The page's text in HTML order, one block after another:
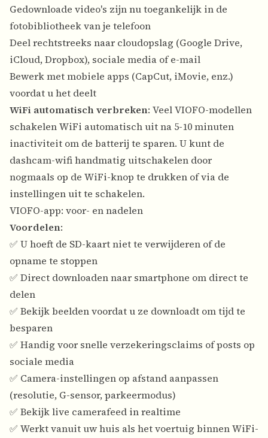
Gedownloade video's zijn nu toegankelijk in de
fotobibliotheek van je telefoon
Deel rechtstreeks naar cloudopslag (Google Drive,
iCloud, Dropbox), sociale media of e-mail
Bewerk met mobiele apps (CapCut, iMovie, enz.)
voordat u het deelt
WiFi automatisch verbreken: Veel VIOFO-modellen
schakelen WiFi automatisch uit na 5-10 minuten
inactiviteit om de batterij te sparen. U kunt de
dashcam-wifi handmatig uitschakelen door
nogmaals op de WiFi-knop te drukken of via de
instellingen uit te schakelen.
VIOFO-app: voor- en nadelen
Voordelen:
✅ U hoeft de SD-kaart niet te verwijderen of de
opname te stoppen
✅ Direct downloaden naar smartphone om direct te
delen
✅ Bekijk beelden voordat u ze downloadt om tijd te
besparen
✅ Handig voor snelle verzekeringsclaims of posts op
sociale media
✅ Camera-instellingen op afstand aanpassen
(resolutie, G-sensor, parkeermodus)
✅ Bekijk live camerafeed in realtime
✅ Werkt vanuit uw huis als het voertuig binnen WiFi-